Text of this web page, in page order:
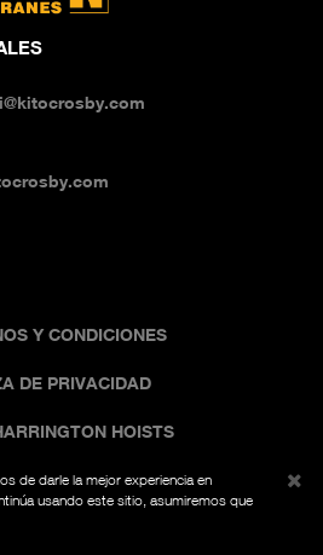
HOISTS
Y CONDICIONES
DE PRIVACIDAD
y amarilla es una marca
Reg. No. 7,342,071. Todos los
de darle la mejor experiencia en
usando este sitio, asumiremos que